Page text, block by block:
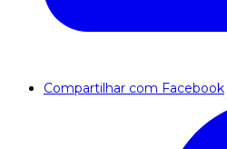
Compartilhar com Facebook